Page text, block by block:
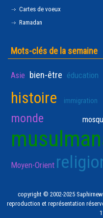
Cartes de voeux
Ramadan
Mots-clés de la semaine
Asie bien-être éducation
histoire immigration
monde
Moyen-Orient
copyright © 2002-2025
reproduction et représentation